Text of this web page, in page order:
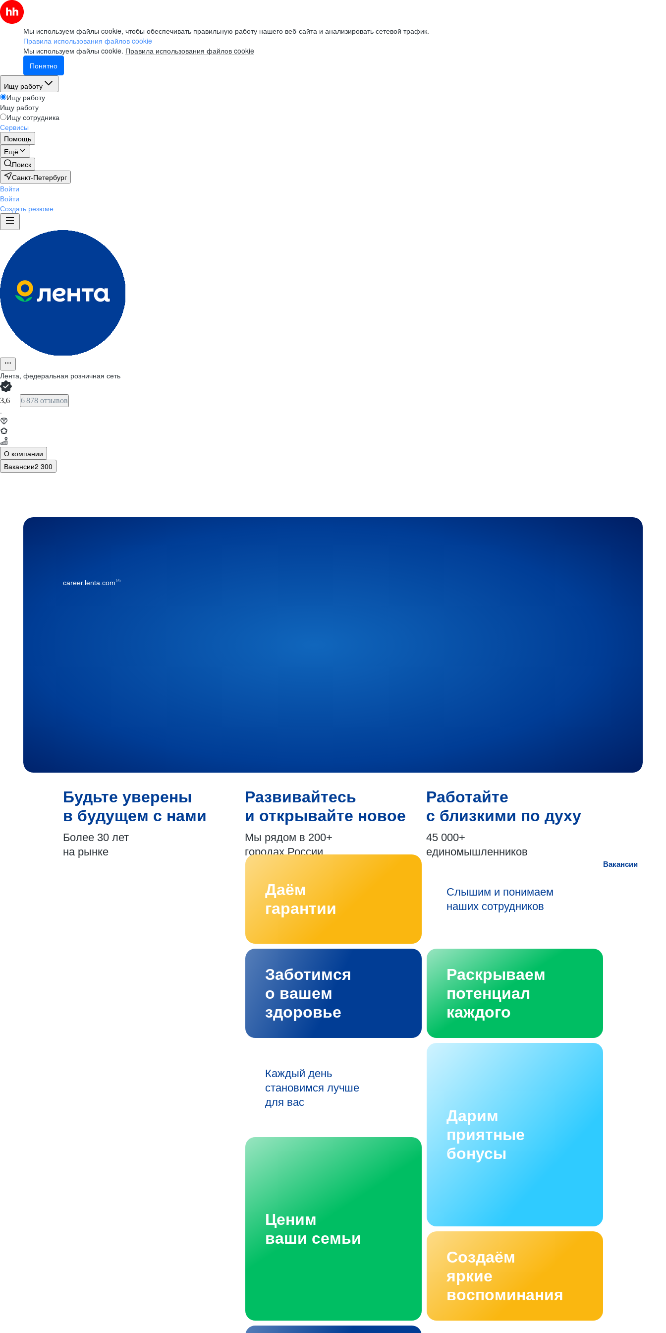
Мы используем файлы cookie, чтобы обеспечивать правильную работу нашего веб-сайта и анализировать сетевой трафик.
Правила использования файлов cookie
Мы используем файлы cookie. Правила использования файлов cookie
Понятно
Ищу работу
Ищу работу
Ищу работу
Ищу сотрудника
Сервисы
Помощь
Ещё
Поиск
Санкт-Петербург
Войти
Войти
Создать резюме
Лента, федеральная розничная сеть
3,6 6 878 отзывов
·
О компании
Вакансии2 300
career.lenta.com16+
Будьте уверены
в будущем с нами
Более 30 лет
на рынке
Развивайтесь
и открывайте новое
Мы рядом в 200+
городах России
Работайте
с близкими по духу
45 000+
единомышленников
Вакансии
Даём
гарантии
Слышим и понимаем
наших сотрудников
Заботимся
о вашем
здоровье
Раскрываем
потенциал
каждого
Каждый день
становимся лучше
для вас
Дарим
приятные
бонусы
Ценим
ваши семьи
Создаём
яркие
воспоминания